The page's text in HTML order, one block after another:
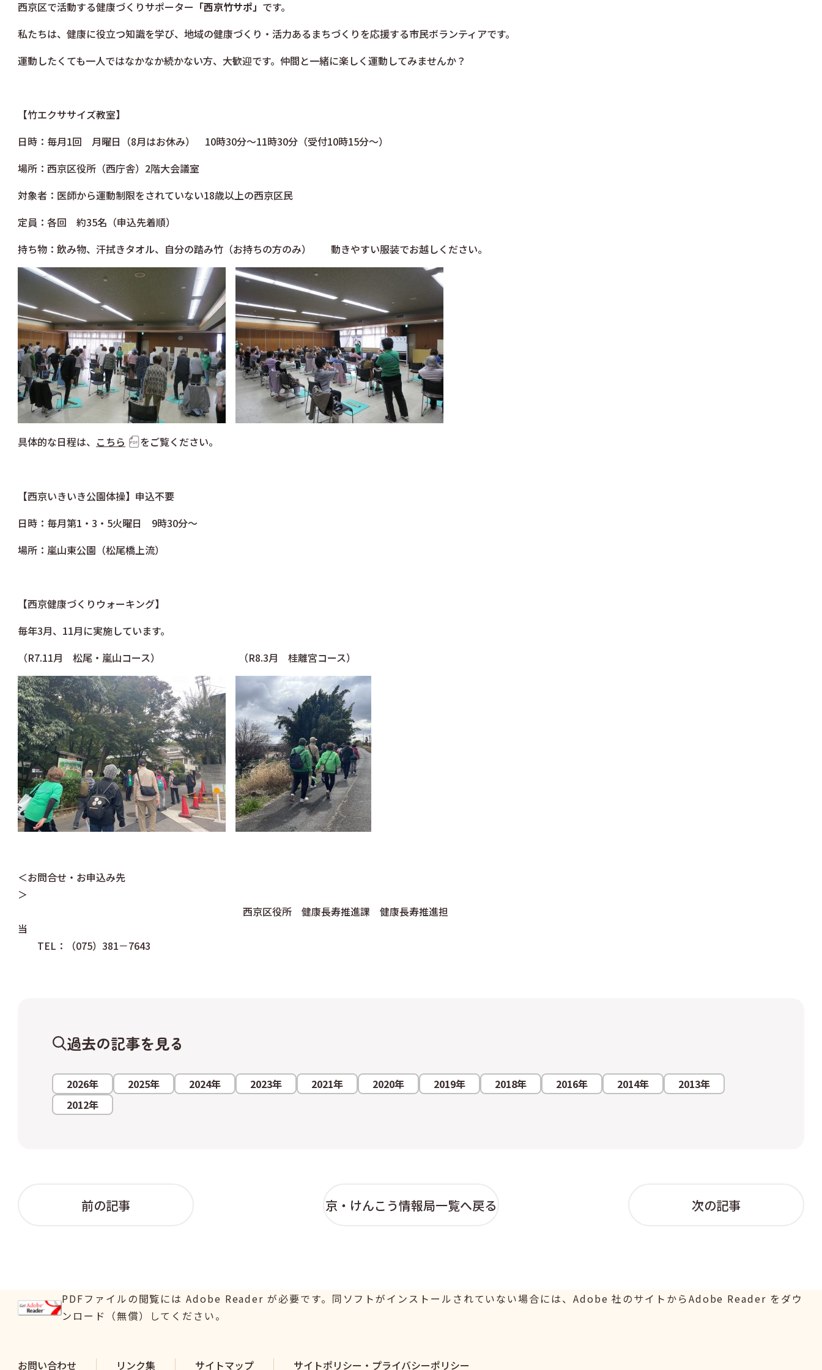
西京区で活動する健康づくりサポーター 「西京竹サポ」 です。
私たちは、健康に役立つ知識を学び、地域の健康づくり・活力あるまちづくりを応援する市民ボランティアです。
運動したくても一人ではなかなか続かない方、大歓迎です。仲間と一緒に楽しく運動してみませんか？
【竹エクササイズ教室】
日時：毎月1回 月曜日（8月はお休み） 10時30分～11時30分（受付10時15分～）
場所：西京区役所（西庁舎）2階大会議室
対象者：医師から運動制限をされていない18歳以上の西京区民
定員：各回 約35名（申込先着順）
持ち物：飲み物、汗拭きタオル、自分の踏み竹（お持ちの方のみ） 動きやすい服装でお越しください。
具体的な日程は、 こちら をご覧ください。
【西京いきいき公園体操】申込不要
日時：毎月第1・3・5火曜日 9時30分～
場所：嵐山東公園（松尾橋上流）
【西京健康づくりウォーキング】
毎年3月、11月に実施しています。
（R7.11月 松尾・嵐山コース） （R8.3月 桂離宮コース）
＜お問合せ・お申込み先
＞
西京区役所 健康長寿推進課 健康長寿推進担
当
TEL：（075）381－7643
過去の記事を見る
2026年 2025年 2024年 2023年 2021年 2020年 2019年 2018年 2016年 2014年
2013年
2012年
前の記事 京・けんこう情報局一覧へ戻る 次の記事
PDFファイルの閲覧には Adobe Reader が必要です。同ソフトがインストールされていない場合には、Adobe 社のサイトからAdobe Reader をダウ
ンロード（無償）してください。
お問い合わせ リンク集 サイトマップ サイトポリシー・ プライバシーポリシー